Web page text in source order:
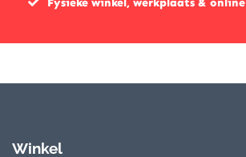
Fysieke winkel, werkplaats & online
Winkel